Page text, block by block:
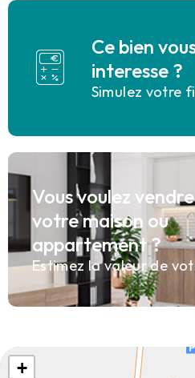
Ce bien
interesse ?
Simulez votre
Vous voulez vendre
votre maison ou
appartement ?
Estimez la valeur de
+